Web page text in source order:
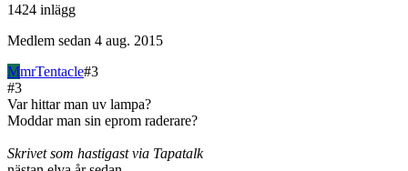
1424 inlägg
Medlem sedan 4 aug. 2015
MmrTentacle#3
#3
Var hittar man uv lampa?
Moddar man sin eprom raderare?
Skrivet som hastigast via Tapatalk